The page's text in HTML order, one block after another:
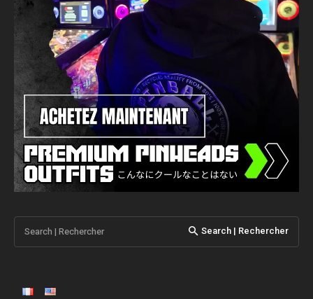
Search | Rechercher Search | Rechercher